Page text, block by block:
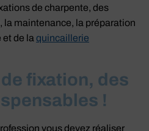
de charpente, des
la maintenance, la préparation
et de la quincaillerie
fixation, des
!
vous devez réaliser